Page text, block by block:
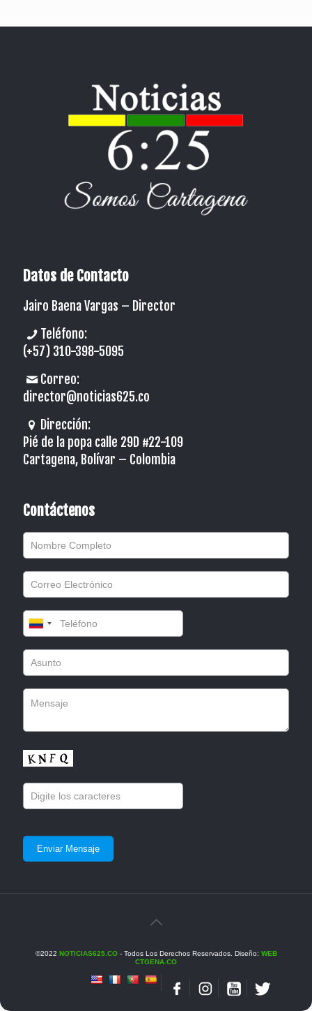
Datos de Contacto
Jairo Baena Vargas – Director
Teléfono:
(+57) 310-398-5095
Correo:
director@noticias625.co
Dirección:
Pié de la popa calle 29D #22-109
Cartagena, Bolívar – Colombia
Contáctenos
©2022 NOTICIAS625.CO- Todos Los Derechos Reservados. Diseño: WEB
CTGENA.CO